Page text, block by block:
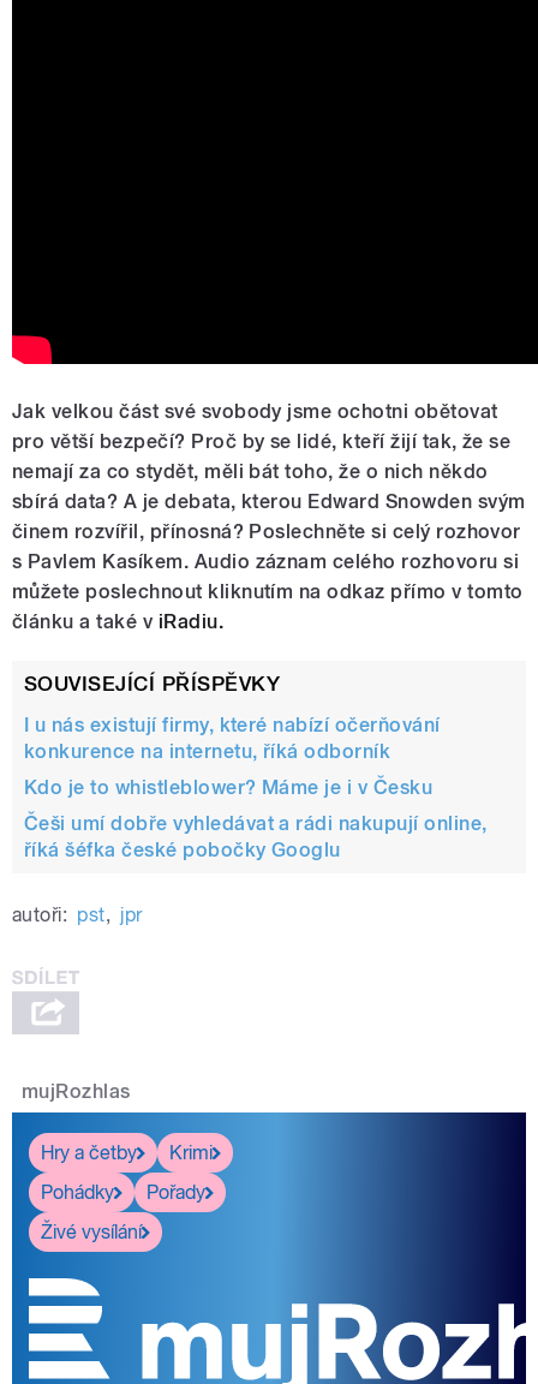
Jak velkou část své svobody jsme ochotni obětovat
pro větší bezpečí? Proč by se lidé, kteří žijí tak, že se
nemají za co stydět, měli bát toho, že o nich někdo
sbírá data? A je debata, kterou Edward Snowden svým
činem rozvířil, přínosná? Poslechněte si celý rozhovor
s Pavlem Kasíkem. Audio záznam celého rozhovoru si
můžete poslechnout kliknutím na odkaz přímo v tomto
článku a také v iRadiu.
SOUVISEJÍCÍ PŘÍSPĚVKY
I u nás existují firmy, které nabízí očerňování
konkurence na internetu, říká odborník
Kdo je to whistleblower? Máme je i v Česku
Češi umí dobře vyhledávat a rádi nakupují online,
říká šéfka české pobočky Googlu
autoři: pst, jpr
mujRozhlas
Hry a četby
Krimi
Pohádky
Pořady
Živé vysílání